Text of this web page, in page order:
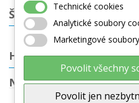
ŠTÍTKY
HOPSADLA, SKÁKADLA
NEJPRODÁVANĚJŠÍ
Technické cookies
Analytické soubory
Marketingové
Povolit všechny
Povolit jen